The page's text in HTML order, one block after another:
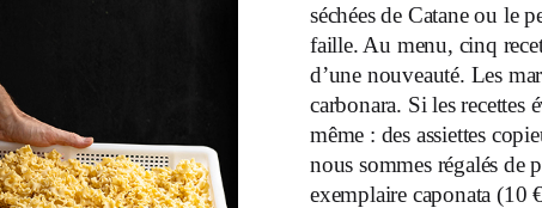
séchées de Catane ou le
faille. Au menu, cinq
d’une nouveauté. Les
carbonara. Si les recettes
même : des assiettes
nous sommes régalés de
exemplaire caponata (10